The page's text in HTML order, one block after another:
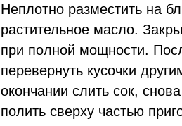
Неплотно разместить на
растительное масло.
при полной мощности.
перевернуть кусочки
окончании слить сок,
полить сверху частью